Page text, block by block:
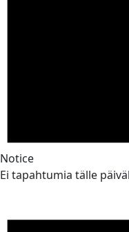
Notice
Ei tapahtumia tälle